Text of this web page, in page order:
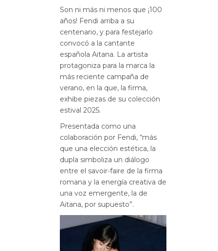
Son ni más ni menos que ¡100
años! Fendi arriba a su
centenario, y para festejarlo
convocó a la cantante
española Aitana. La artista
protagoniza para la marca la
más reciente campaña de
verano, en la que, la firma,
exhibe piezas de su colección
estival 2025.
Presentada como una
colaboración por Fendi, “más
que una elección estética, la
dupla simboliza un diálogo
entre el savoir-faire de la firma
romana y la energía creativa de
una voz emergente, la de
Aitana, por supuesto”.